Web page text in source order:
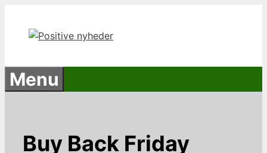
indhold
Menu
Buy Back Friday